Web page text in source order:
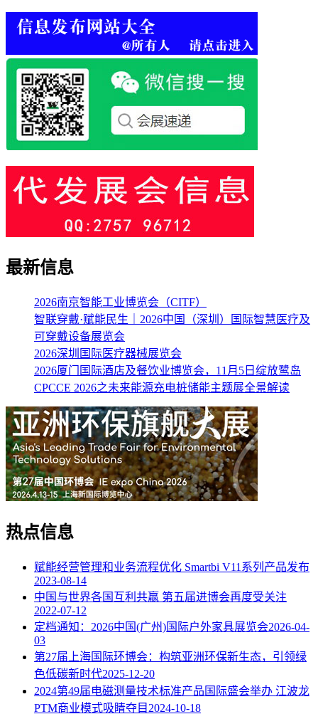
最新信息
2026南京智能工业博览会（CITF）
智联穿戴·赋能民生｜2026中国（深圳）国际智慧医疗及
可穿戴设备展览会
2026深圳国际医疗器械展览会
2026厦门国际酒店及餐饮业博览会，11月5日绽放鹭岛
CPCCE 2026之未来能源充电桩储能主题展全景解读
热点信息
赋能经营管理和业务流程优化 Smartbi V11系列产品发布
2023-08-14
中国与世界各国互利共赢 第五届进博会再度受关注
2022-07-12
定档通知：2026中国(广州)国际户外家具展览会2026-04-
03
第27届上海国际环博会：构筑亚洲环保新生态，引领绿
色低碳新时代2025-12-20
2024第49届电磁测量技术标准产品国际盛会举办 江波龙
PTM商业模式吸睛夺目 2024-10-18